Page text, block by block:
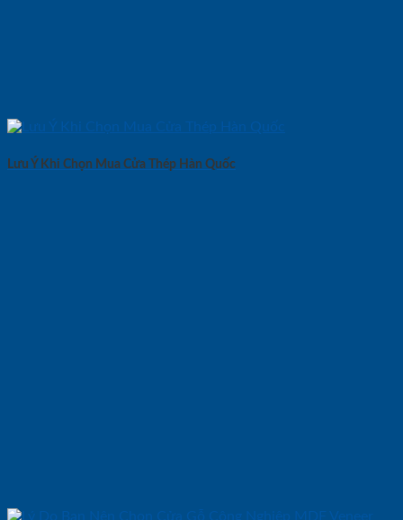
Lưu Ý Khi Chọn Mua Cửa Thép Hàn Quốc